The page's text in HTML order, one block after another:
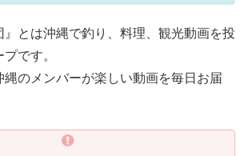
』とは沖縄で釣り、料理、観光動画を投
です。
縄のメンバーが楽しい動画を毎日お届